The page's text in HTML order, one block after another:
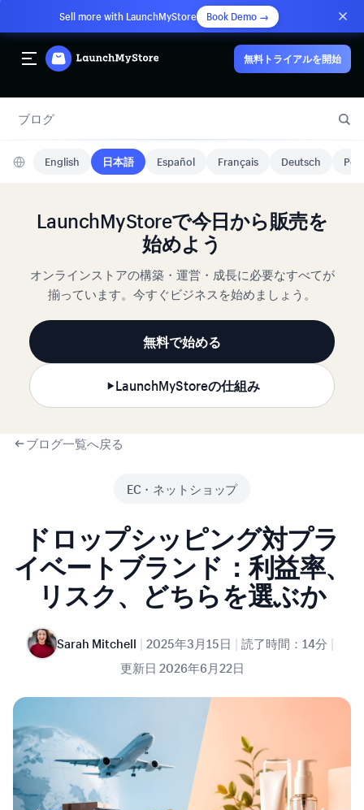
Sell more with LaunchMyStore Book Demo →
無料トライアルを開始
ブログ
English 日本語 Español Français Deutsch
LaunchMyStoreで今日から販売を
始めよう
オンラインストアの構築・運営・成長に必要なすべてが
揃っています。今すぐビジネスを始めましょう。
無料で始める
LaunchMyStoreの仕組み
ブログ一覧へ戻る
EC・ネットショップ
ドロップシッピング対プラ
イベートブランド：利益率、
リスク、どちらを選ぶか
Sarah Mitchell | 2025年3月15日 | 読了時間：14分 |
更新日 2026年6月22日